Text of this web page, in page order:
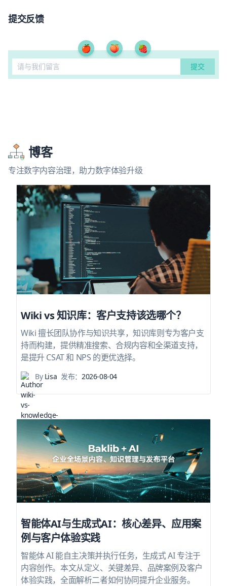
提交反馈
🍎 🍑 🍓
博客
专注数字内容治理，助力数字体验升级
Wiki vs 知识库：客户支持该选哪个？
Wiki 擅长团队协作与知识共享，知识库则专为客户支
持而构建，提供精准搜索、合规内容和全渠道支持，
是提升 CSAT 和 NPS 的更优选择。
ByLisa 发布：2026-08-04
智能体AI与生成式AI：核心差异、应用案
例与客户体验实践
智能体 AI 能自主决策并执行任务，生成式 AI 专注于
内容创作。本文从定义、关键差异、品牌案例及客户
体验实践，全面解析二者如何协同提升企业服务。